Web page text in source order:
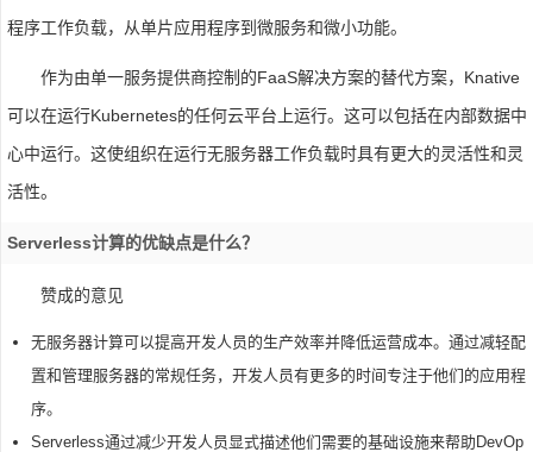
程序工作负载，从单片应用程序到微服务和微小功能。
作为由单一服务提供商控制的FaaS解决方案的替代方案，Knative
可以在运行Kubernetes的任何云平台上运行。这可以包括在内部数据中
心中运行。这使组织在运行无服务器工作负载时具有更大的灵活性和灵
活性。
Serverless计算的优缺点是什么？
赞成的意见
无服务器计算可以提高开发人员的生产效率并降低运营成本。通过减轻配
置和管理服务器的常规任务，开发人员有更多的时间专注于他们的应用程
序。
Serverless通过减少开发人员显式描述他们需要的基础设施来帮助DevOp